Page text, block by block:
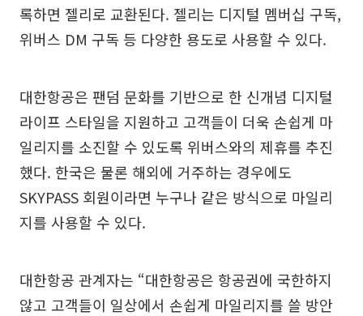
록하면 젤리로 교환된다. 젤리는 디지털 멤버십 구독,
위버스 DM 구독 등 다양한 용도로 사용할 수 있다.
대한항공은 팬덤 문화를 기반으로 한 신개념 디지털
라이프 스타일을 지원하고 고객들이 더욱 손쉽게 마
일리지를 소진할 수 있도록 위버스와의 제휴를 추진
했다. 한국은 물론 해외에 거주하는 경우에도
SKYPASS 회원이라면 누구나 같은 방식으로 마일리
지를 사용할 수 있다.
대한항공 관계자는 “대한항공은 항공권에 국한하지
않고 고객들이 일상에서 손쉽게 마일리지를 쓸 방안